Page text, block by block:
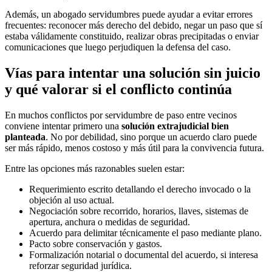
Además, un abogado servidumbres puede ayudar a evitar errores
frecuentes: reconocer más derecho del debido, negar un paso que sí
estaba válidamente constituido, realizar obras precipitadas o enviar
comunicaciones que luego perjudiquen la defensa del caso.
Vías para intentar una solución sin juicio
y qué valorar si el conflicto continúa
En muchos conflictos por servidumbre de paso entre vecinos
conviene intentar primero una solución extrajudicial bien
planteada. No por debilidad, sino porque un acuerdo claro puede
ser más rápido, menos costoso y más útil para la convivencia futura.
Entre las opciones más razonables suelen estar:
Requerimiento escrito detallando el derecho invocado o la
objeción al uso actual.
Negociación sobre recorrido, horarios, llaves, sistemas de
apertura, anchura o medidas de seguridad.
Acuerdo para delimitar técnicamente el paso mediante plano.
Pacto sobre conservación y gastos.
Formalización notarial o documental del acuerdo, si interesa
reforzar seguridad jurídica.